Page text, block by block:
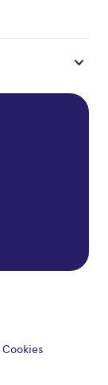
keyboard_arrow_down
Cookies